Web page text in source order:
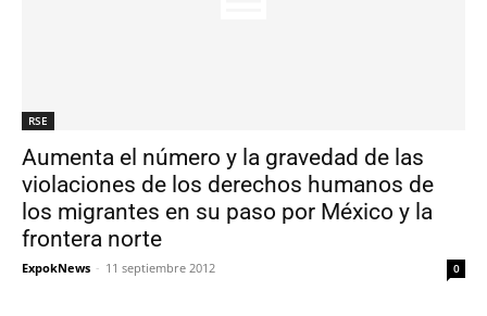
RSE
Aumenta el número y la gravedad de las
violaciones de los derechos humanos de
los migrantes en su paso por México y la
frontera norte
ExpokNews - 11 septiembre 2012 0